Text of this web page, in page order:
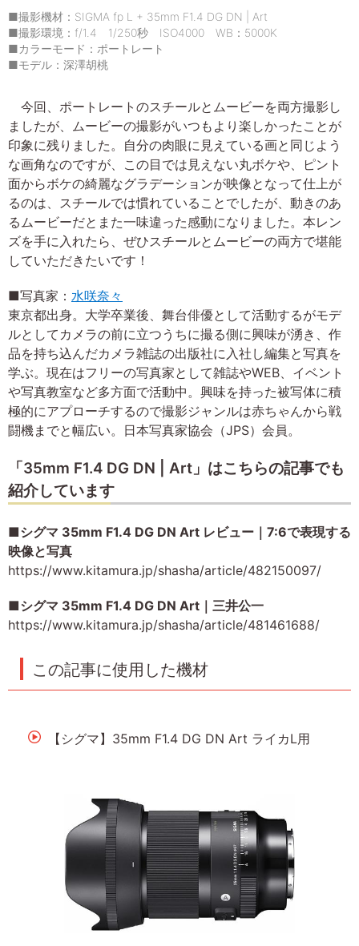
■撮影機材：SIGMA fp L + 35mm F1.4 DG DN | Art
■撮影環境：f/1.4 1/250秒 ISO4000 WB：5000K
■カラーモード：ポートレート
■モデル：深澤胡桃
今回、ポートレートのスチールとムービーを両方撮影し
ましたが、ムービーの撮影がいつもより楽しかったことが
印象に残りました。自分の肉眼に見えている画と同じよう
な画角なのですが、この目では見えない丸ボケや、ピント
面からボケの綺麗なグラデーションが映像となって仕上が
るのは、スチールでは慣れていることでしたが、動きのあ
るムービーだとまた一味違った感動になりました。本レン
ズを手に入れたら、ぜひスチールとムービーの両方で堪能
していただきたいです！
■写真家： 水咲奈々
東京都出身。大学卒業後、舞台俳優として活動するがモデ
ルとしてカメラの前に立つうちに撮る側に興味が湧き、作
品を持ち込んだカメラ雑誌の出版社に入社し編集と写真を
学ぶ。現在はフリーの写真家として雑誌やWEB、イベント
や写真教室など多方面で活動中。興味を持った被写体に積
極的にアプローチするので撮影ジャンルは赤ちゃんから戦
闘機までと幅広い。日本写真家協会（JPS）会員。
「35mm F1.4 DG DN | Art」はこちらの記事でも
紹介しています
■シグマ 35mm F1.4 DG DN Art レビュー｜7:6で表現する
映像と写真
https://www.kitamura.jp/shasha/article/482150097/
■シグマ 35mm F1.4 DG DN Art｜三井公一
https://www.kitamura.jp/shasha/article/481461688/
この記事に使用した機材
【シグマ】35mm F1.4 DG DN Art ライカL用